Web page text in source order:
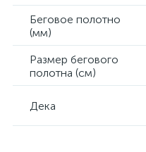
Беговое полотно
(мм)
Размер бегового
полотна (см)
Дека